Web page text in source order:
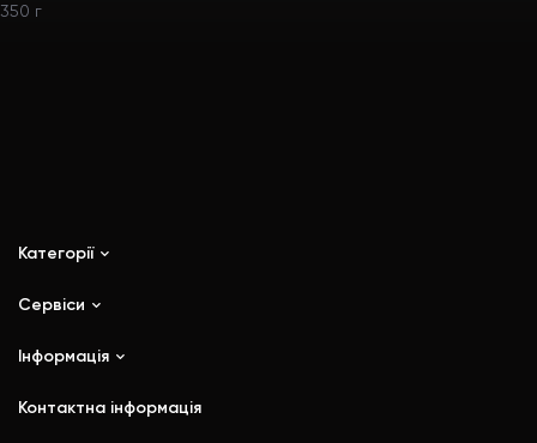
350 г
Категорії
iPhone
iPad
Watch
Сервіси
Ремонт
Trade In
Інформація
Контактна інформація